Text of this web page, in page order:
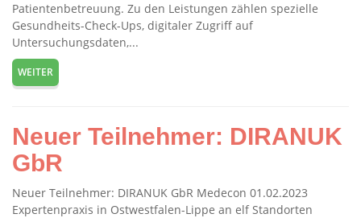
Patientenbetreuung. Zu den Leistungen zählen spezielle
Gesundheits-Check-Ups, digitaler Zugriff auf
Untersuchungsdaten,...
WEITER
Neuer Teilnehmer: DIRANUK
GbR
Neuer Teilnehmer: DIRANUK GbR Medecon 01.02.2023
Expertenpraxis in Ostwestfalen-Lippe an elf Standorten